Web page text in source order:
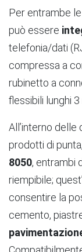
Per entrambe
può essere
telefonia/dati
compressa a
rubinetto a
flessibili lunghi 3
All’interno delle
prodotti di
8050, entrambi
riempibile;
consentire la
cemento,